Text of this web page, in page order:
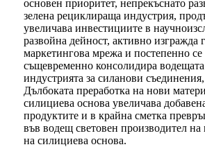
основен приоритет, непрекъснато
зелена рециклираща индустрия,
увеличава инвестициите в
развойна дейност, активно изгражда
маркетингова мрежа и постепенно се
същевременно консолидира
индустрията за силанови
Дълбоката преработка на нови
силициева основа увеличава
продуктите и в крайна сметка
във водещ световен производител
на силициева основа.